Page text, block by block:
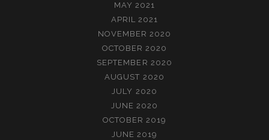
MAY 2021
APRIL 2021
NOVEMBER 2020
OCTOBER 2020
SEPTEMBER 2020
AUGUST 2020
JULY 2020
JUNE 2020
OCTOBER 2019
JUNE 2019